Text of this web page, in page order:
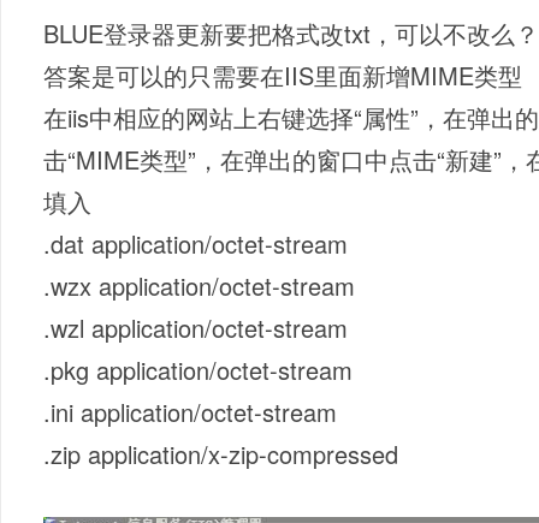
BLUE登录器更新要把格式改txt，可以不改么
答案是可以的只需要在IIS里面新增MIME类型
在iis中相应的网站上右键选择“属性”，在弹出
击“MIME类型”，在弹出的窗口中点击“新建”
填入
.dat application/octet-stream
.wzx application/octet-stream
.wzl application/octet-stream
.pkg application/octet-stream
.ini application/octet-stream
.zip application/x-zip-compressed